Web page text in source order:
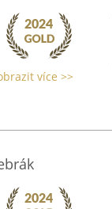
více >>